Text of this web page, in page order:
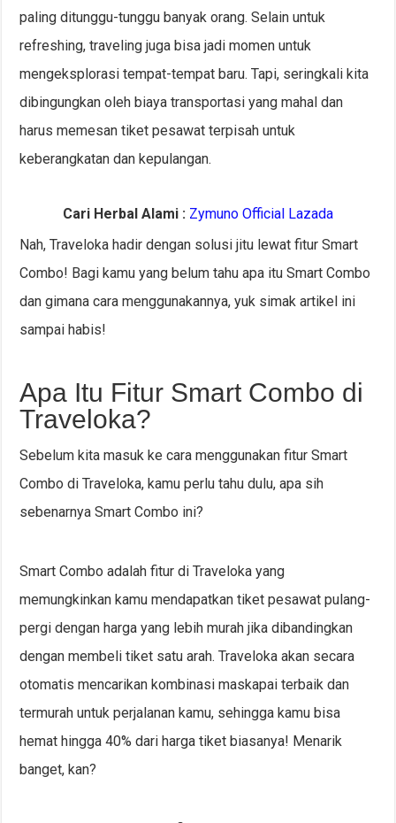
paling ditunggu-tunggu banyak orang. Selain untuk
refreshing, traveling juga bisa jadi momen untuk
mengeksplorasi tempat-tempat baru. Tapi, seringkali kita
dibingungkan oleh biaya transportasi yang mahal dan
harus memesan tiket pesawat terpisah untuk
keberangkatan dan kepulangan.
Cari Herbal Alami : Zymuno Official Lazada
Nah, Traveloka hadir dengan solusi jitu lewat fitur Smart
Combo! Bagi kamu yang belum tahu apa itu Smart Combo
dan gimana cara menggunakannya, yuk simak artikel ini
sampai habis!
Apa Itu Fitur Smart Combo di
Traveloka?
Sebelum kita masuk ke cara menggunakan fitur Smart
Combo di Traveloka, kamu perlu tahu dulu, apa sih
sebenarnya Smart Combo ini?
Smart Combo adalah fitur di Traveloka yang
memungkinkan kamu mendapatkan tiket pesawat pulang-
pergi dengan harga yang lebih murah jika dibandingkan
dengan membeli tiket satu arah. Traveloka akan secara
otomatis mencarikan kombinasi maskapai terbaik dan
termurah untuk perjalanan kamu, sehingga kamu bisa
hemat hingga 40% dari harga tiket biasanya! Menarik
banget, kan?